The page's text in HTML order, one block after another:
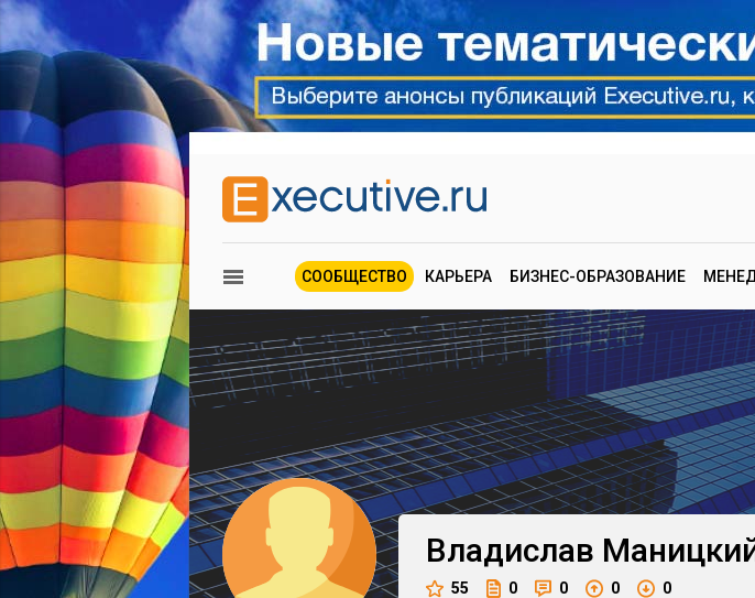
СООБЩЕСТВО КАРЬЕРА БИЗНЕС-ОБРАЗОВАНИЕ
Владислав
55 0 0 0 0